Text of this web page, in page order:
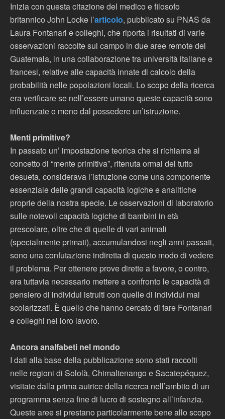
Inizia con questa citazione del medico e filosofo
britannico John Locke l’articolo, pubblicato su PNAS da
Laura Fontanari e colleghi, che riporta i risultati di varie
osservazioni raccolte sul campo in due aree remote del
Guatemala, in una collaborazione tra università italiane e
francesi, relative alle capacità innate di calcolo della
probabilità nelle popolazioni locali. Lo scopo della ricerca
era verificare se nell’essere umano queste capacità sono
influenzate o meno dal possedere un’istruzione.
Menti primitive?
In passato un’ impostazione teorica che si richiama al
concetto di “mente primitiva”, ritenuta ormai del tutto
desueta, considerava l’istruzione come una componente
essenziale delle grandi capacità logiche e analitiche
proprie della nostra specie. Le osservazioni di laboratorio
sulle notevoli capacità logiche di bambini in età
prescolare, oltre che di quelle di vari animali
(specialmente primati), accumulandosi negli anni passati,
sono una confutazione indiretta di questo modo di vedere
il problema. Per ottenere prove dirette a favore, o contro,
era tuttavia necessario mettere a confronto le capacità di
pensiero di individui istruiti con quelle di individui mai
scolarizzati. È quello che hanno cercato di fare Fontanari
e colleghi nel loro lavoro.
Ancora analfabeti nel mondo
I dati alla base della pubblicazione sono stati raccolti
nelle regioni di Sololà, Chimaltenango e Sacatepéquez,
visitate dalla prima autrice della ricerca nell’ambito di un
programma senza fine di lucro di sostegno all’infanzia.
Queste aree si prestano particolarmente bene allo scopo